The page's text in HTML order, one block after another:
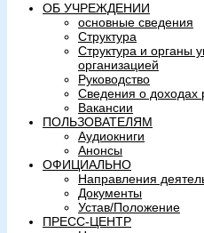
ОБ УЧРЕЖДЕНИИ
основные сведения
Структура
Структура и органы
организацией
Руководство
Сведения о доходах
Вакансии
ПОЛЬЗОВАТЕЛЯМ
Аудиокниги
Анонсы
ОФИЦИАЛЬНО
Направления
Документы
Устав/Положение
ПРЕСС-ЦЕНТР